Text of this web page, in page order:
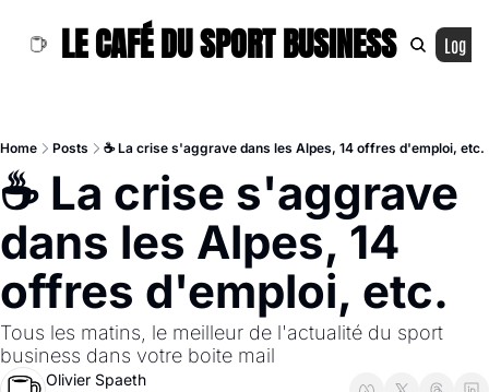
LE CAFÉ DU SPORT BUSINESS Log In
Home Posts ☕ La crise s'aggrave dans les Alpes, 14 offres d'emploi, etc.
☕ La crise s'aggrave
dans les Alpes, 14
offres d'emploi, etc.
Tous les matins, le meilleur de l'actualité du sport
business dans votre boite mail
Olivier Spaeth